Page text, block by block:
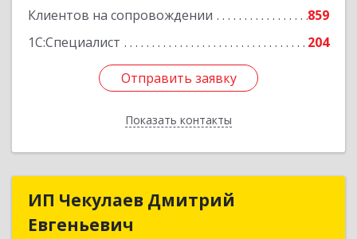
Клиентов на сопровождении
859
1С:Специалист
204
Отправить заявку
Показать контакты
Подробнее
Отправить заявку
Назад
ИП Чекулаев Дмитрий
Евгеньевич
ИП Чекулаев Дмитрий